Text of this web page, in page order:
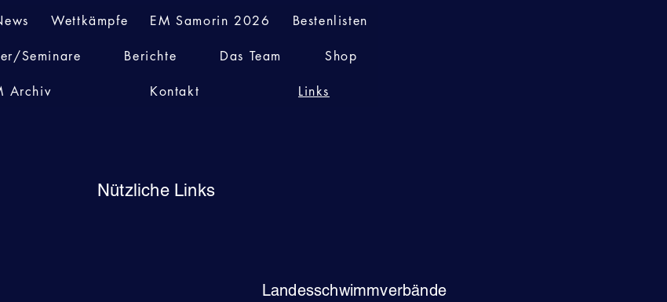
Wettkämpfe EM Samorin 2026 Bestenlisten
Seminare Berichte Das Team Shop
Archiv Kontakt Links
Nützliche Links
Landesschwimmverbände